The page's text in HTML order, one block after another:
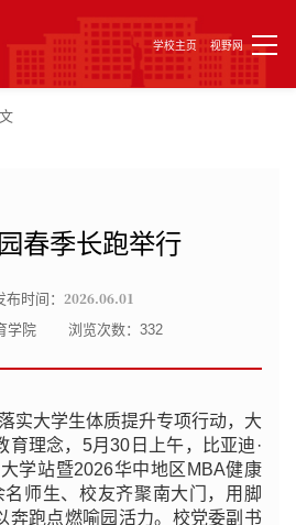
学校主页 视野网
春季长跑举行
布时间： 2026.06.01
学院 浏览次数： 332
实大学生体质提升专项行动，大
育理念，5月30日上午，比亚迪·
学站暨2026华中地区MBA健康
师生、校友齐聚南大门，用脚
奔跑点燃喻园活力。校党委副书